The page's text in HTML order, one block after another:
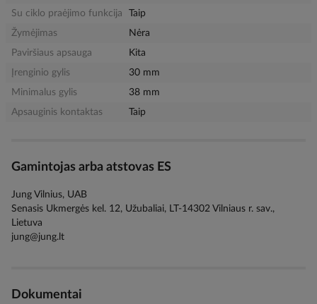
Su ciklo praėjimo funkcija
Taip
Žymėjimas
Nėra
Paviršiaus apsauga
Kita
Įrenginio gylis
30 mm
Minimalus gylis
38 mm
Apsauginis kontaktas
Taip
Gamintojas arba atstovas ES
Jung Vilnius, UAB
Senasis Ukmergės kel. 12, Užubaliai, LT-14302 Vilniaus r. sav.,
Lietuva
jung@jung.lt
Dokumentai